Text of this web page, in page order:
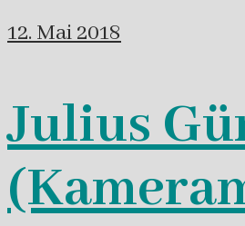
12. Mai 2018
Julius